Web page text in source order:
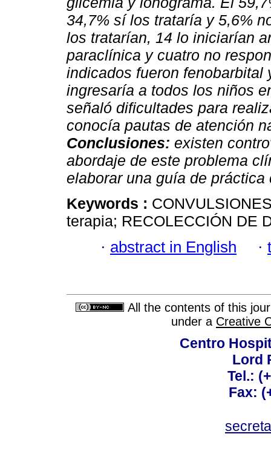
34,7% sí los trataría y 5,6%
los tratarían, 14 lo iniciarían
paraclínica y cuatro no
indicados fueron
ingresaría a todos los niños
señaló dificultades para
conocía pautas de atención
Conclusiones: existen
abordaje de este problema
elaborar una guía de práctica
Keywords :
terapia; RECOLECCIÓN DE
· abstract in English ·
All the contents of this
under a Creative
Centro
Lord
Tel.:
Fax: